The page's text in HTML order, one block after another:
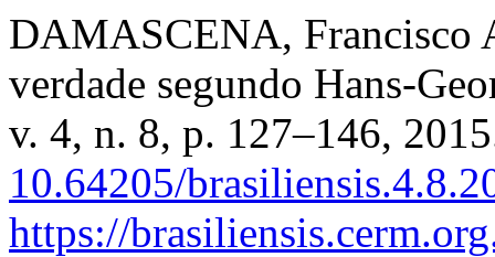
DAMASCENA, Francisco
verdade segundo Hans-
v. 4, n. 8, p. 127–146,
10.64205/
https://